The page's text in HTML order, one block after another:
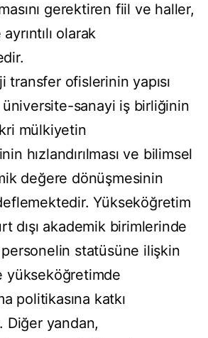
gerektiren fiil ve haller,
ayrıntılı olarak
transfer ofislerinin yapısı
sanayi iş birliğinin
mülkiyetin
hızlandırılması ve bilimsel
değere dönüşmesinin
Yükseköğretim
dışı akademik birimlerinde
statüsüne ilişkin
yükseköğretimde
politikasına katkı
Diğer yandan,